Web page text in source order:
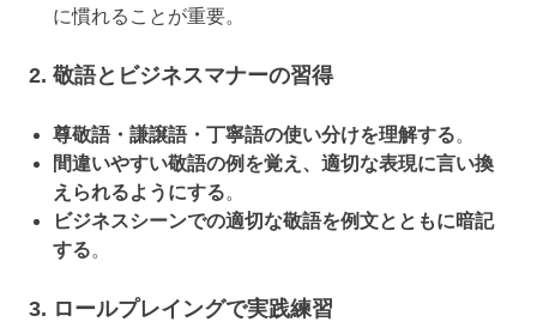
に慣れることが重要。
2. 敬語とビジネスマナーの習得
尊敬語・謙譲語・丁寧語の使い分けを理解する。
間違いやすい敬語の例を覚え、適切な表現に言い換
えられるようにする。
ビジネスシーンでの適切な敬語を例文とともに暗記
する。
3. ロールプレイングで実践練習